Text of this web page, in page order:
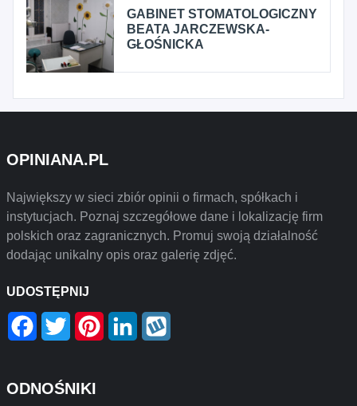
GABINET STOMATOLOGICZNY
BEATA JARCZEWSKA-
GŁOŚNICKA
OPINIANA.PL
Największy w sieci zbiór opinii o firmach, spółkach i
instytucjach. Poznaj szczegółowe dane i lokalizację firm
polskich oraz zagranicznych. Promuj swoją działalność
dodając unikalny opis oraz galerię zdjęć.
UDOSTĘPNIJ
Facebook
Twitter PinterestLinkedIn
ODNOŚNIKI